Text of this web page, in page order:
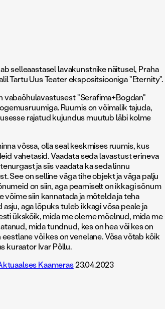
selleaastasel lavakunstnike näitusel, Praha
Tartu Uus Teater ekspositsiooniga "Eternity".
vabaõhulavastusest "Serafima+Bogdan"
Ruumis on võimalik tajuda,
rajatud kujundus muutub läbi kolme
võssa, olla seal keskmises ruumis, kus
vahetasid. Vaadata seda lavastust erineva
ja siis vaadata ka seda linnu
See on selline väga tihe objekt ja väga palju
on siin, aga peamiselt on ikkagi sõnum
võime siin kannatada ja mõtelda ja teha
asju, aga lõpuks tuleb ikkagi võsa peale ja
ükskõik, mida me oleme mõelnud, mida me
mida tundnud, kes on hea või kes on
eestlane või kes on venelane. Võsa võtab kõik
kuraator Ivar Põllu.
Kaameras23.04.2023